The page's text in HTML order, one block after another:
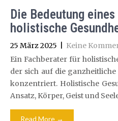
Die Bedeutung
holistische
25 März 2025 Keine
Ein Fachberater für
der sich auf die
konzentriert. Holistische
Ansatz, Körper, Geist und
Read More →